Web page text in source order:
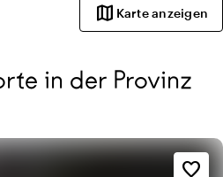
map Karte anzeigen
in der Provinz
favorite_border
Ambiente und Ästhetik